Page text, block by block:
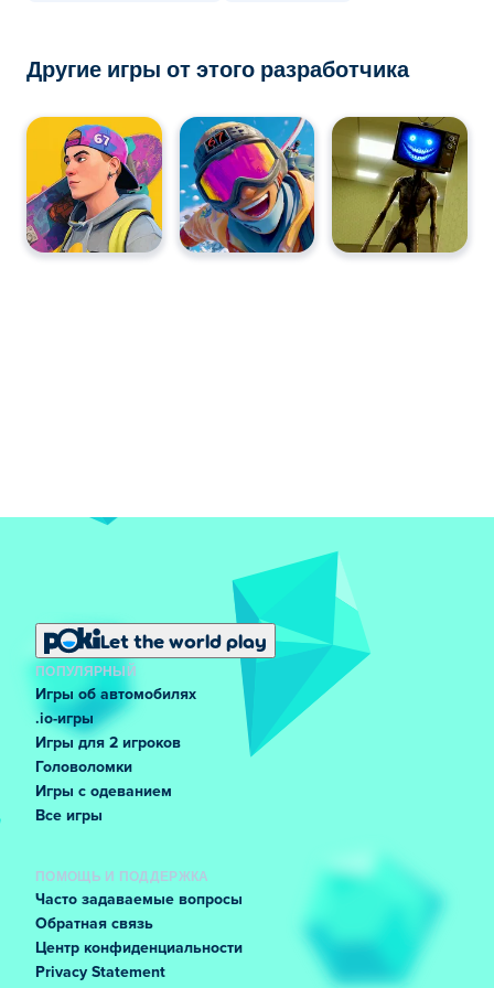
Другие игры от этого разработчика
Let the world play
ПОПУЛЯРНЫЙ
Игры об автомобилях
.io-игры
Игры для 2 игроков
Головоломки
Игры с одеванием
Все игры
ПОМОЩЬ И ПОДДЕРЖКА
Часто задаваемые вопросы
Обратная связь
Центр конфиденциальности
Privacy Statement